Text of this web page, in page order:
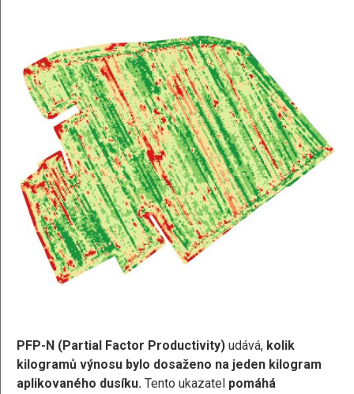
PFP-N (Partial Factor Productivity) udává, kolik
kilogramů výnosu bylo dosaženo na jeden kilogram
aplikovaného dusíku. Tento ukazatel pomáhá